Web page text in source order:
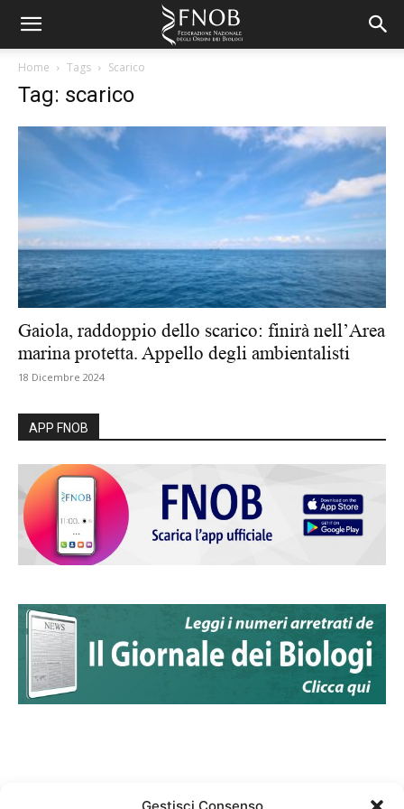
Home Tags Scarico
Tag: scarico
Gaiola, raddoppio dello scarico: finirà nell’Area
marina protetta. Appello degli ambientalisti
18 Dicembre 2024
APP FNOB